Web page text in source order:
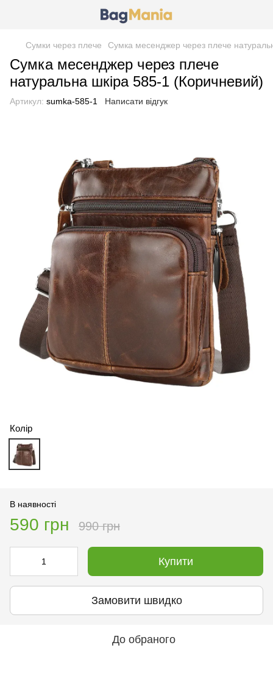
Сумки через плече Сумка месенджер через плече
Сумка месенджер через плече
натуральна шкіра 585-1 (Коричневий)
Артикул: sumka-585-1 Написати відгук
Колір
В наявності
590 грн 990 грн
Купити
Замовити швидко
До обраного